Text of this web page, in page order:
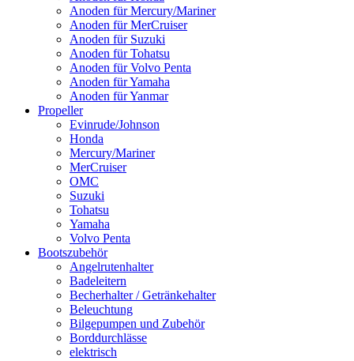
Anoden für Mercury/Mariner
Anoden für MerCruiser
Anoden für Suzuki
Anoden für Tohatsu
Anoden für Volvo Penta
Anoden für Yamaha
Anoden für Yanmar
Propeller
Evinrude/Johnson
Honda
Mercury/Mariner
MerCruiser
OMC
Suzuki
Tohatsu
Yamaha
Volvo Penta
Bootszubehör
Angelrutenhalter
Badeleitern
Becherhalter / Getränkehalter
Beleuchtung
Bilgepumpen und Zubehör
Borddurchlässe
elektrisch